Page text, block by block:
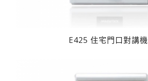
E425 住宅門口對講機